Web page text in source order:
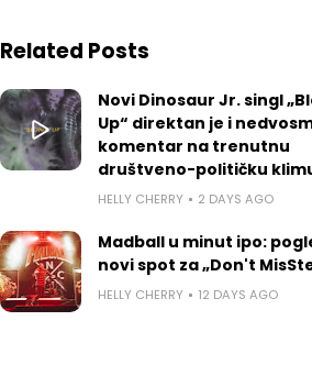
Related Posts
Novi Dinosaur Jr. singl
Up“ direktan je i
komentar na trenutnu
društveno-političku klimu
HELLY CHERRY 2 DAYS AGO
Madball u minut ipo:
novi spot za „Don't
HELLY CHERRY 12 DAYS AGO